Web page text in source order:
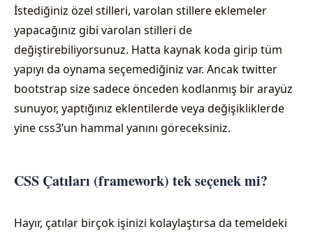
İstediğiniz özel stilleri, varolan stillere eklemeler
yapacağınız gibi varolan stilleri de
değiştirebiliyorsunuz. Hatta kaynak koda girip tüm
yapıyı da oynama seçemediğiniz var. Ancak twitter
bootstrap size sadece önceden kodlanmış bir arayüz
sunuyor, yaptığınız eklentilerde veya değişikliklerde
yine css3’un hammal yanını göreceksiniz.
CSS Çatıları (framework) tek seçenek mi?
Hayır, çatılar birçok işinizi kolaylaştırsa da temeldeki